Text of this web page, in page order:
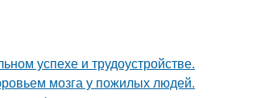
успехе и трудоустройстве.
мозга у пожилых людей.